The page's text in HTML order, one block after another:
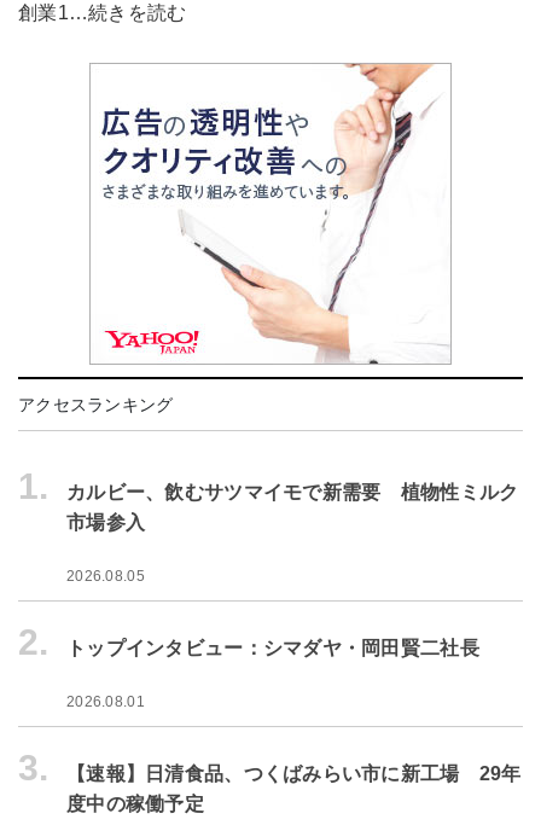
創業1…続きを読む
アクセスランキング
1.
カルビー、飲むサツマイモで新需要 植物性ミルク
市場参入
2026.08.05
2. トップインタビュー：シマダヤ・岡田賢二社長
2026.08.01
3.
【速報】日清食品、つくばみらい市に新工場 29年
度中の稼働予定